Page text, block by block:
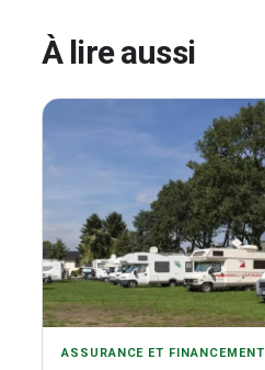
À lire aussi
ASSURANCE ET FINANCEMENT